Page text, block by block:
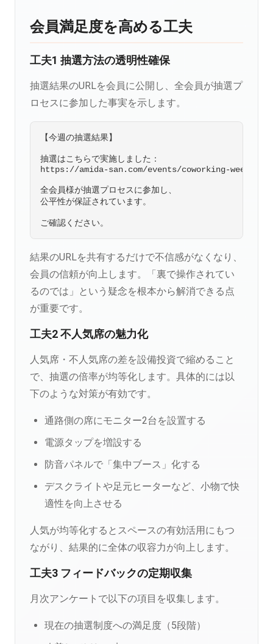
会員満足度を高める工夫
工夫1 抽選方法の透明性確保
抽選結果のURLを会員に公開し、全会員が抽選プ
ロセスに参加した事実を示します。
【今週の抽選結果】
抽選はこちらで実施しました：
https://amida-san.com/events/coworking-week45
全会員様が抽選プロセスに参加し、
公平性が保証されています。
結果のURLを共有するだけで不信感がなくなり、
会員の信頼が向上します。「裏で操作されてい
るのでは」という疑念を根本から解消できる点
が重要です。
工夫2 不人気席の魅力化
人気席・不人気席の差を設備投資で縮めること
で、抽選の倍率が均等化します。具体的には以
下のような対策が有効です。
通路側の席にモニター2台を設置する
電源タップを増設する
防音パネルで「集中ブース」化する
デスクライトや足元ヒーターなど、小物で快
適性を向上させる
人気が均等化するとスペースの有効活用にもつ
ながり、結果的に全体の収容力が向上します。
工夫3 フィードバックの定期収集
月次アンケートで以下の項目を収集します。
現在の抽選制度への満足度（5段階）